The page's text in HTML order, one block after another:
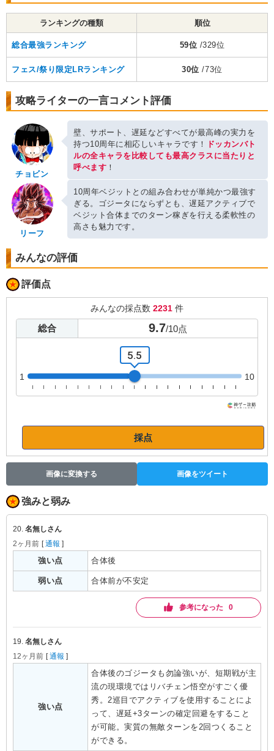
ランキングの種類 順位
総合最強ランキング 59位 /329位
フェス/祭り限定LRランキング 30位 /73位
攻略ライターの一言コメント評価
チョビン
壁、サポート、遅延などすべてが最高峰の実力を
持つ10周年に相応しいキャラです！
ドッカンバト
ルの全キャラを比較しても最高クラスに当たりと
呼べます ！
リーフ
10周年ベジットとの組み合わせが単純かつ最強す
ぎる。ゴジータにならずとも、遅延アクティブで
ベジット合体までのターン稼ぎを行える柔軟性の
高さも魅力です。
みんなの評価
評価点
みんなの採点数 2231 件
総合 9.7/10点
1
5.5
10
採点
画像に変換する 画像をツイート
強みと弱み
20. 名無しさん
2ヶ月前 [通報 ]
強い点 合体後
弱い点 合体前が不安定
参考になった 0
19. 名無しさん
12ヶ月前 [通報 ]
強い点
合体後のゴジータも勿論強いが、短期戦が主
流の現環境ではリバチェン悟空がすごく優
秀。2巡目でアクティブを使用することによ
って、遅延+3ターンの確定回避をすること
が可能。実質の無敵ターンを2回つくること
ができる。